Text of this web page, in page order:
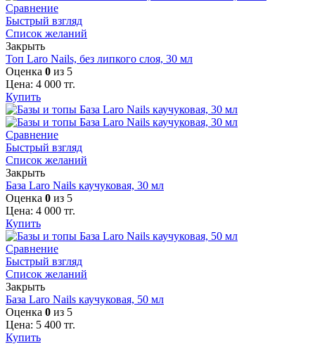
Сравнение
Быстрый взгляд
Список желаний
Закрыть
Топ Laro Nails, без липкого слоя, 30 мл
Оценка 0 из 5
Цена: 4 000 тг.
Купить
Сравнение
Быстрый взгляд
Список желаний
Закрыть
База Laro Nails каучуковая, 30 мл
Оценка 0 из 5
Цена: 4 000 тг.
Купить
Сравнение
Быстрый взгляд
Список желаний
Закрыть
База Laro Nails каучуковая, 50 мл
Оценка 0 из 5
Цена: 5 400 тг.
Купить